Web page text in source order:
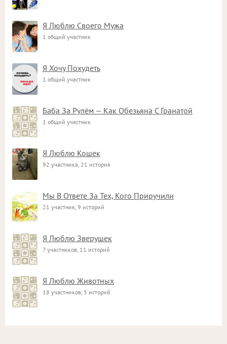
Я Люблю Своего Мужа
1 общий участник
Я Хочу Похудеть
1 общий участник
Баба За Рулём — Как Обезьяна С Гранатой
1 общий участник
Я Люблю Кошек
92 участника, 21 история
Мы В Ответе За Тех, Кого Приручили
21 участник, 9 историй
Я Люблю Зверушек
7 участников, 11 историй
Я Люблю Животных
18 участников, 5 историй